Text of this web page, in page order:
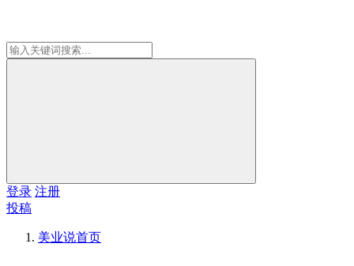
登录 注册
投稿
美业说首页